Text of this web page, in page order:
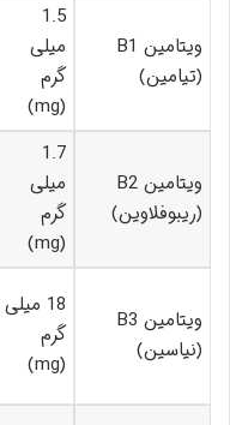
ویتامین B1
(تیامین)
1.5
میلی
گرم
(mg)
ویتامین B2
(ریبوفلاوین)
1.7
میلی
گرم
(mg)
ویتامین B3
(نیاسین)
18 میلی
گرم
(mg)